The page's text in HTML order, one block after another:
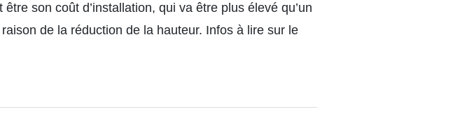
son coût d’installation, qui va être plus élevé qu’un
de la réduction de la hauteur. Infos à lire sur le